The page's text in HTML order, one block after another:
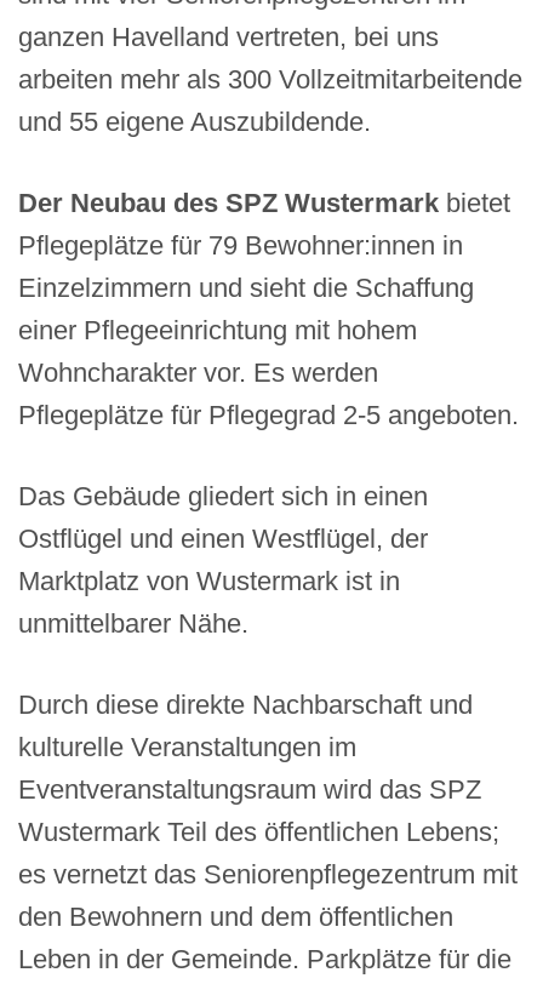
ganzen Havelland vertreten, bei uns
arbeiten mehr als 300 Vollzeitmitarbeitende
und 55 eigene Auszubildende.
Der Neubau des SPZ Wustermark bietet
Pflegeplätze für 79 Bewohner:innen in
Einzelzimmern und sieht die Schaffung
einer Pflegeeinrichtung mit hohem
Wohncharakter vor. Es werden
Pflegeplätze für Pflegegrad 2-5 angeboten.
Das Gebäude gliedert sich in einen
Ostflügel und einen Westflügel, der
Marktplatz von Wustermark ist in
unmittelbarer Nähe.
Durch diese direkte Nachbarschaft und
kulturelle Veranstaltungen im
Eventveranstaltungsraum wird das SPZ
Wustermark Teil des öffentlichen Lebens;
es vernetzt das Seniorenpflegezentrum mit
den Bewohnern und dem öffentlichen
Leben in der Gemeinde. Parkplätze für die